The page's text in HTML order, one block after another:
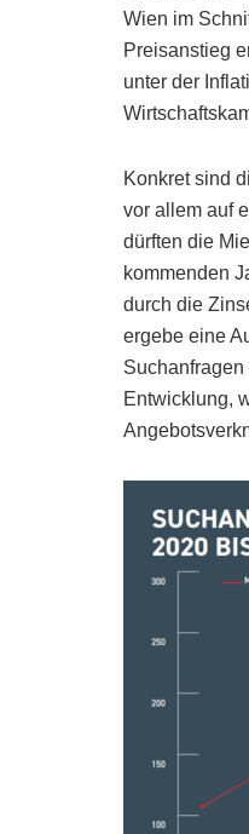
Wien im
Preisanstieg
unter der
Konkret sind
vor allem auf
dürften die
kommenden
durch die
ergebe eine
Entwicklung,